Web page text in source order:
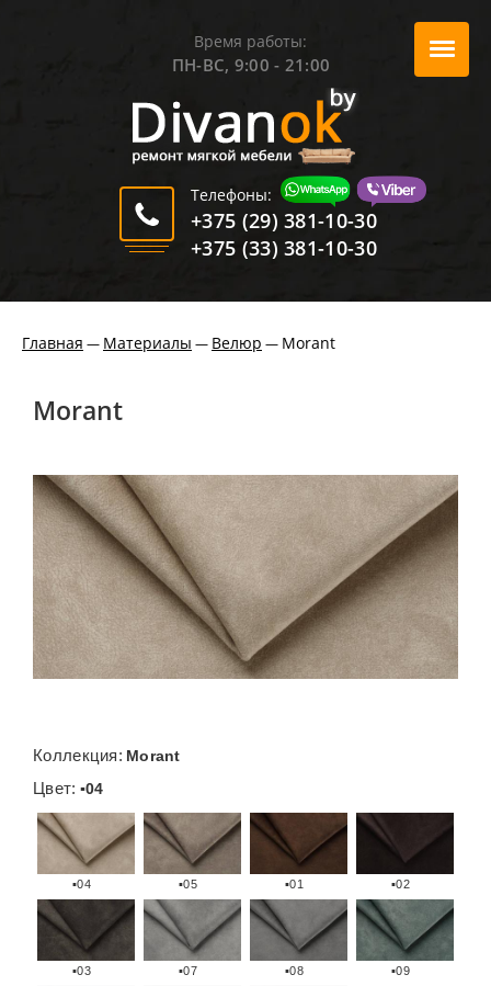
Время работы:
ПН-ВС, 9:00 - 21:00
Телефоны:
+375 (29) 381-10-30
+375 (33) 381-10-30
Главная — Материалы — Велюр — Morant
Коллекция: Morant
Цвет: ▪04
Morant
▪04 ▪05 ▪01 ▪02
▪03 ▪07 ▪08 ▪09